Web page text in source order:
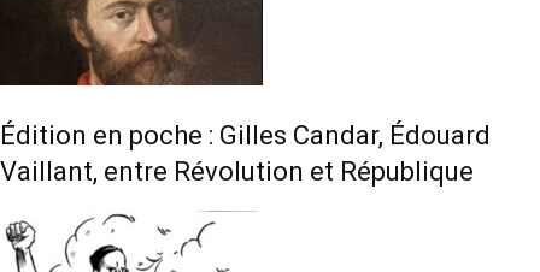
Édition en poche : Gilles Candar, Édouard
Vaillant, entre Révolution et République